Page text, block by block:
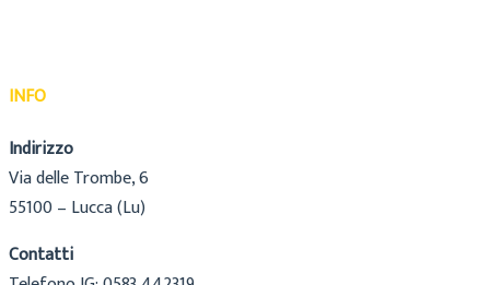
INFO
Indirizzo
Via delle Trombe, 6
55100 – Lucca (Lu)
Contatti